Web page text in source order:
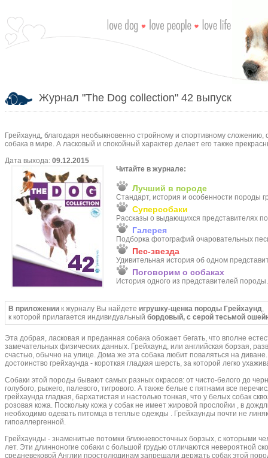
Журнал "The Dog collection" 42 выпуск
Грейхаунд, благодаря необыкновенно стройному и спортивному сложению,
собака в мире. А ласковый и спокойный характер делает его также
Дата выхода: 09.12.2015
Читайте в журнале:
Лучший в породе
Стандарт, история и особенности породы
Суперсобаки
Рассказы о выдающихся представителях
Галерея
Подборка фотографий очаровательных
Пес-звезда
Удивительная история об одном
Поговорим о собаках
История одного из представителей породы.
В приложении к журналу Вы найдете игрушку-щенка породы Грейхаунд,
к которой прилагается индивидуальный бордовый, с серой тесьмой
Эта добрая, ласковая и преданная собака обожает бегать, что вполне
замечательных физических данных. Грейхаунд, или английская борзая,
счастью, обычно на улице. Дома же эта собака любит поваляться на
достоинство грейхаунда - короткая гладкая шерсть, за которой легко
Собаки этой породы бывают самых разных окрасов: от чисто-белого до
голубого, рыжего, палевого, тигрового. А также белые с пятнами все
грейхаунда гладкая, бархатистая и настолько тонкая, что у белых собак
розовая кожа. Поскольку кожа у собак не имеет жировой прослойки , в
необходимо одевать питомца в теплые одежды . Грейхаунды почти не
гипоаллергенной.
Грейхаунды - знаменитые потомки ближневосточных борзых, с которыми
лет. Эти длинноногие собаки с большой грудью отличаются невероятной
средневековой Англии простолюдинам запрещали держать собак этой